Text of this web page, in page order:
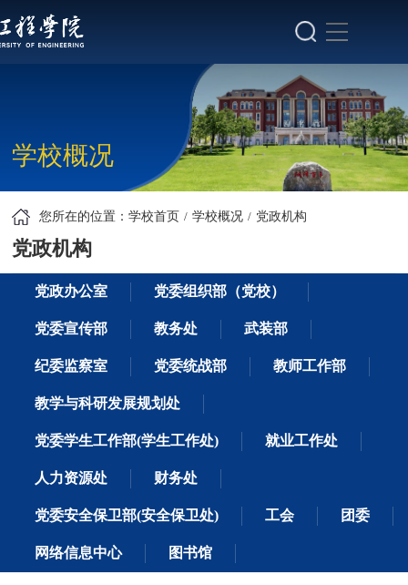
学校概况
您所在的位置：学校首页 学校概况 党政机构
党政机构
党政办公室 党委组织部（党校）
党委宣传部 教务处 武装部
纪委监察室 党委统战部 教师工作部
教学与科研发展规划处
党委学生工作部(学生工作处) 就业工作处
人力资源处 财务处
党委安全保卫部(安全保卫处) 工会 团委
网络信息中心 图书馆